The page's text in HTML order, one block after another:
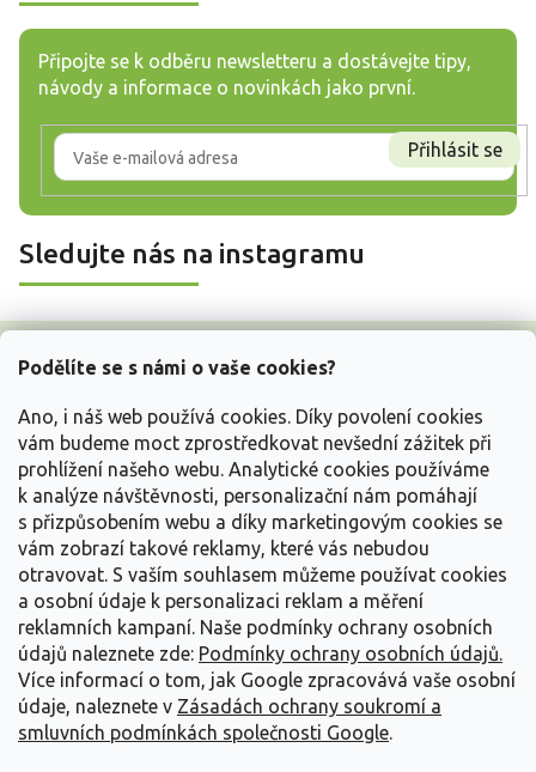
Podělíte se s námi o vaše cookies?
Ano, i náš web používá cookies. Díky povolení cookies
vám budeme moct zprostředkovat nevšední zážitek při
prohlížení našeho webu. Analytické cookies používáme
k analýze návštěvnosti, personalizační nám pomáhají
s přizpůsobením webu a díky marketingovým cookies se
vám zobrazí takové reklamy, které vás nebudou
otravovat. S vaším souhlasem můžeme používat cookies
a osobní údaje k personalizaci reklam a měření
reklamních kampaní. Naše podmínky ochrany osobních
údajů naleznete zde: Podmínky ochrany osobních údajů.
Více informací o tom, jak Google zpracovává vaše osobní
údaje, naleznete v Zásadách ochrany soukromí a
smluvních podmínkách společnosti Google.
Připojte se k odběru newsletteru a dostávejte tipy,
návody a informace o novinkách jako první.
Přihlásit se
Sledujte nás na instagramu
Z
Vše o nákupu
Informace pro Vás
Kontakujte nás